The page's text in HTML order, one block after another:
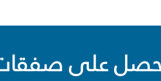
على صفقات